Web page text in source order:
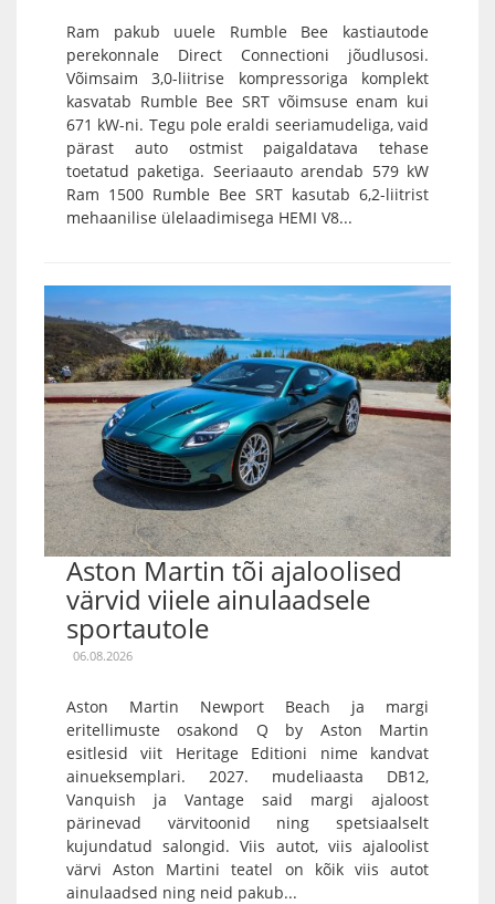
Ram pakub uuele Rumble Bee kastiautode
perekonnale Direct Connectioni jõudlusosi.
Võimsaim 3,0-liitrise kompressoriga komplekt
kasvatab Rumble Bee SRT võimsuse enam kui
671 kW-ni. Tegu pole eraldi seeriamudeliga, vaid
pärast auto ostmist paigaldatava tehase
toetatud paketiga. Seeriaauto arendab 579 kW
Ram 1500 Rumble Bee SRT kasutab 6,2-liitrist
mehaanilise ülelaadimisega HEMI V8...
Aston Martin tõi ajaloolised
värvid viiele ainulaadsele
sportautole
06.08.2026
Aston Martin Newport Beach ja margi
eritellimuste osakond Q by Aston Martin
esitlesid viit Heritage Editioni nime kandvat
ainueksemplari. 2027. mudeliaasta DB12,
Vanquish ja Vantage said margi ajaloost
pärinevad värvitoonid ning spetsiaalselt
kujundatud salongid. Viis autot, viis ajaloolist
värvi Aston Martini teatel on kõik viis autot
ainulaadsed ning neid pakub...